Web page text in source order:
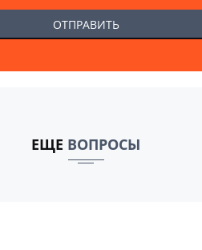
ЕЩЕ ВОПРОСЫ